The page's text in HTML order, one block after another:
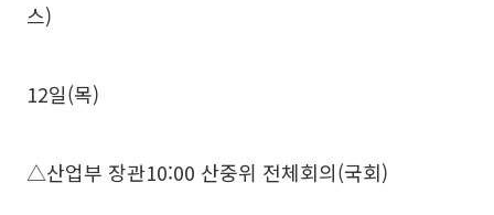
스)
12일(목)
△산업부 장관10:00 산중위 전체회의(국회)